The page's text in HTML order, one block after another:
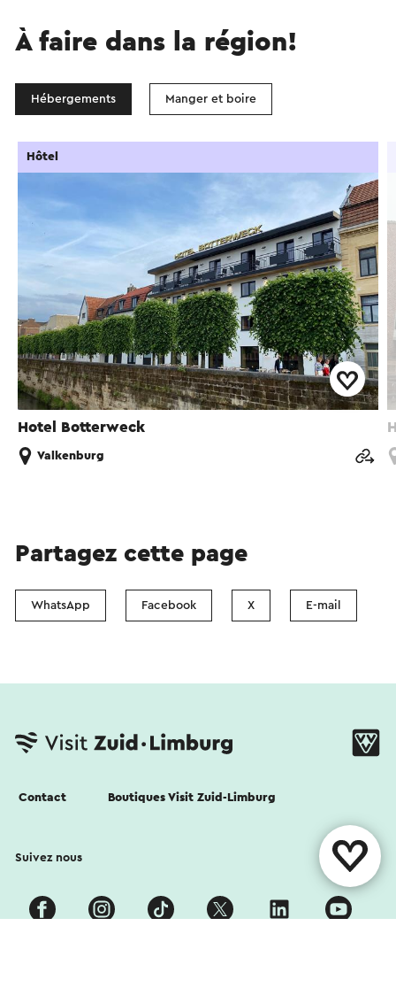
À faire dans la région!
Hébergements Manger et boire
Hotel Botterweck
Hôtel
Valkenburg
Partagez cette page
WhatsApp Facebook X E-mail
Contact Boutiques Visit Zuid-Limburg
Suivez nous